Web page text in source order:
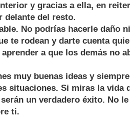
y gracias a ella, en
delante del resto.
No podrías hacerle daño
te rodean y darte cuenta
a que los demás no
muy buenas ideas y
situaciones. Si miras la vida
un verdadero éxito. No le
ti.